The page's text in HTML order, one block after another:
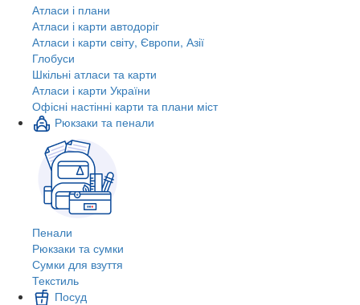
Атласи і плани
Атласи і карти автодоріг
Атласи і карти світу, Європи, Азії
Глобуси
Шкільні атласи та карти
Атласи і карти України
Офісні настінні карти та плани міст
Рюкзаки та пенали
Пенали
Рюкзаки та сумки
Сумки для взуття
Текстиль
Посуд